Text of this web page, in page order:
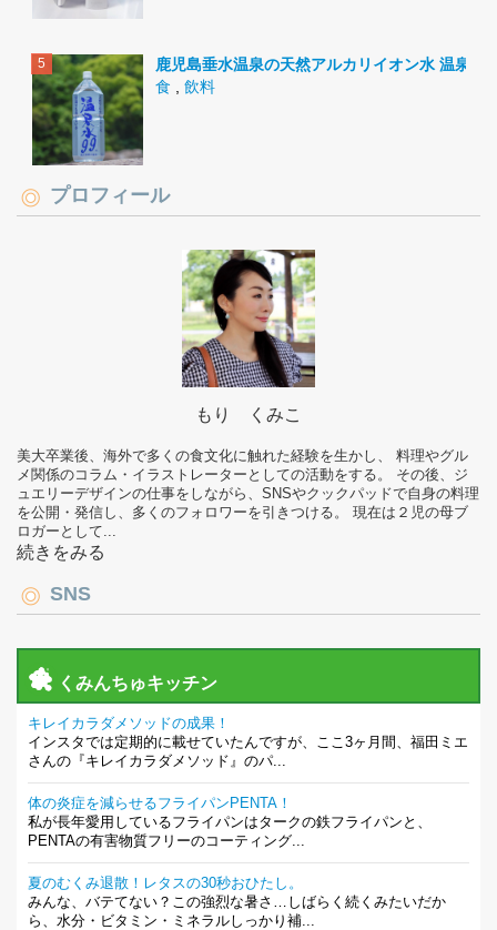
鹿児島垂水温泉の天然アルカリイオン水 温泉水
食
飲料
プロフィール
もり くみこ
美大卒業後、海外で多くの食文化に触れた経験を生かし、 料理やグル
メ関係のコラム・イラストレーターとしての活動をする。 その後、ジ
ュエリーデザインの仕事をしながら、SNSやクックパッドで自身の料理
を公開・発信し、多くのフォロワーを引きつける。 現在は２児の母ブ
ロガーとして...
続きをみる
SNS
くみんちゅキッチン
キレイカラダメソッドの成果！
インスタでは定期的に載せていたんですが、ここ3ヶ月間、福田ミエ
さんの『キレイカラダメソッド』のパ...
体の炎症を減らせるフライパンPENTA！
私が長年愛用しているフライパンはタークの鉄フライパンと、
PENTAの有害物質フリーのコーティング...
夏のむくみ退散！レタスの30秒おひたし。
みんな、バテてない？この強烈な暑さ…しばらく続くみたいだか
ら、水分・ビタミン・ミネラルしっかり補...